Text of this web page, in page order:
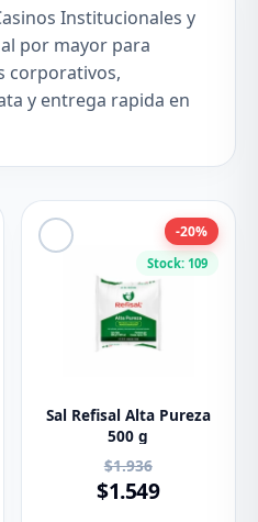
Institucionales y
por mayor para
corporativos,
y entrega rapida en
Stock: 109
-20%
Sal Refisal Alta Pureza
500 g
$1.936
$1.549